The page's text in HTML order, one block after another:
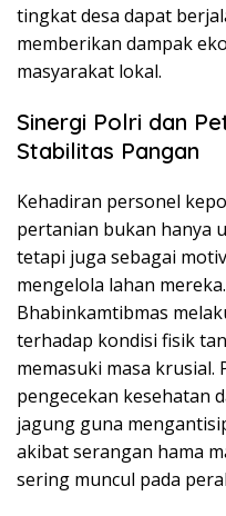
tingkat desa dapat
memberikan dampak
masyarakat lokal.
Sinergi Polri dan
Stabilitas Pangan
Kehadiran personel
pertanian bukan hanya
tetapi juga sebagai
mengelola lahan
Bhabinkamtibmas
terhadap kondisi fisik
memasuki masa krusial.
pengecekan kesehatan
jagung guna
akibat serangan hama
sering muncul pada